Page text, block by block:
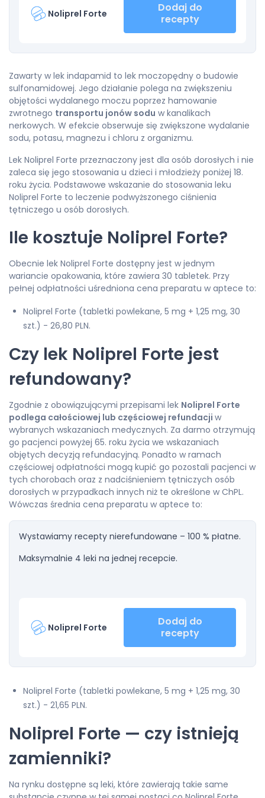
Noliprel Forte
Dodaj do
recepty
Zawarty w lek indapamid to lek moczopędny o budowie
sulfonamidowej. Jego działanie polega na zwiększeniu
objętości wydalanego moczu poprzez hamowanie
zwrotnego transportu jonów sodu w kanalikach
nerkowych. W efekcie obserwuje się zwiększone wydalanie
sodu, potasu, magnezu i chloru z organizmu.
Lek Noliprel Forte przeznaczony jest dla osób dorosłych i nie
zaleca się jego stosowania u dzieci i młodzieży poniżej 18.
roku życia. Podstawowe wskazanie do stosowania leku
Noliprel Forte to leczenie podwyższonego ciśnienia
tętniczego u osób dorosłych.
Ile kosztuje Noliprel Forte?
Obecnie lek Noliprel Forte dostępny jest w jednym
wariancie opakowania, które zawiera 30 tabletek. Przy
pełnej odpłatności uśredniona cena preparatu w aptece to:
Noliprel Forte (tabletki powlekane, 5 mg + 1,25 mg, 30
szt.) - 26,80 PLN.
Czy lek Noliprel Forte jest
refundowany?
Zgodnie z obowiązującymi przepisami lek Noliprel Forte
podlega całościowej lub częściowej refundacji w
wybranych wskazaniach medycznych. Za darmo otrzymują
go pacjenci powyżej 65. roku życia we wskazaniach
objętych decyzją refundacyjną. Ponadto w ramach
częściowej odpłatności mogą kupić go pozostali pacjenci w
tych chorobach oraz z nadciśnieniem tętniczych osób
dorosłych w przypadkach innych niż te określone w ChPL.
Wówczas średnia cena preparatu w aptece to:
Wystawiamy recepty nierefundowane – 100 % płatne.
Maksymalnie 4 leki na jednej recepcie.
Noliprel Forte
Dodaj do
recepty
Noliprel Forte (tabletki powlekane, 5 mg + 1,25 mg, 30
szt.) - 21,65 PLN.
Noliprel Forte — czy istnieją
zamienniki?
Na rynku dostępne są leki, które zawierają takie same